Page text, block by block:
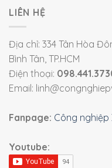
LIÊN HỆ
Địa chỉ: 334 Tân Hòa
Bình Tân, TP.HCM
Điện thoại:
Email:
Fanpage: Công nghiệp
Youtube: